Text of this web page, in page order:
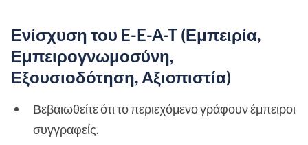
Ενίσχυση του E-E-A-T (Εμπειρία,
Εμπειρογνωμοσύνη,
Εξουσιοδότηση, Αξιοπιστία)
Βεβαιωθείτε ότι το περιεχόμενο γράφουν έμπειροι
συγγραφείς.